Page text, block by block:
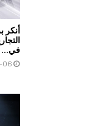
أنكر
في...
06